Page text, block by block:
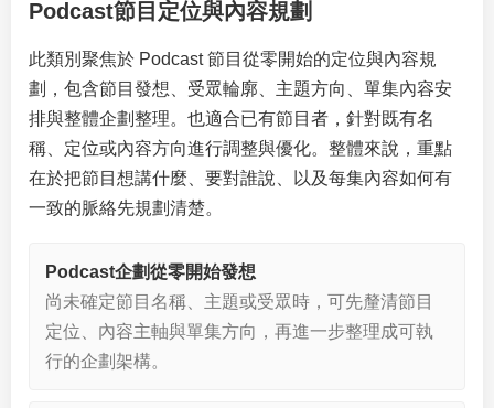
Podcast節目定位與內容規劃
此類別聚焦於 Podcast 節目從零開始的定位與內容規
劃，包含節目發想、受眾輪廓、主題方向、單集內容安
排與整體企劃整理。也適合已有節目者，針對既有名
稱、定位或內容方向進行調整與優化。整體來說，重點
在於把節目想講什麼、要對誰說、以及每集內容如何有
一致的脈絡先規劃清楚。
Podcast企劃從零開始發想
尚未確定節目名稱、主題或受眾時，可先釐清節目
定位、內容主軸與單集方向，再進一步整理成可執
行的企劃架構。